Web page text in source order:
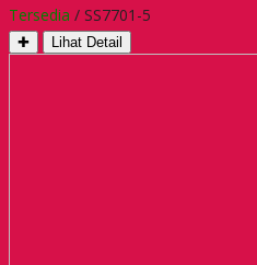
Tersedia / SS7701-5
✚ Lihat Detail